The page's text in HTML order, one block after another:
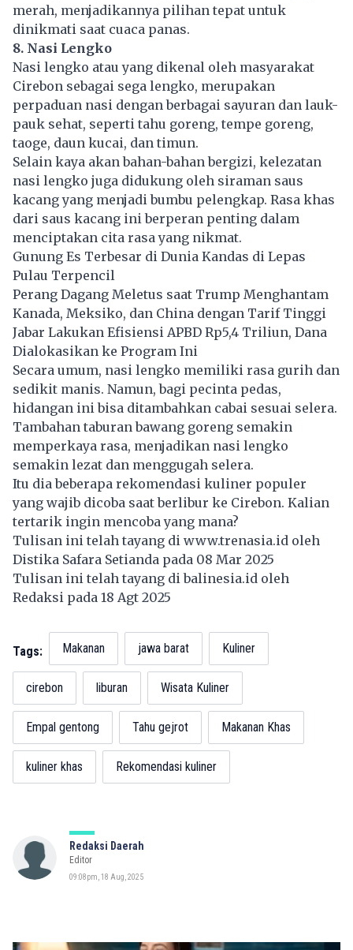
merah, menjadikannya pilihan tepat untuk
dinikmati saat cuaca panas.
8. Nasi Lengko
Nasi lengko atau yang dikenal oleh masyarakat
Cirebon sebagai sega lengko, merupakan
perpaduan nasi dengan berbagai sayuran dan lauk-
pauk sehat, seperti tahu goreng, tempe goreng,
taoge, daun kucai, dan timun.
Selain kaya akan bahan-bahan bergizi, kelezatan
nasi lengko juga didukung oleh siraman saus
kacang yang menjadi bumbu pelengkap. Rasa khas
dari saus kacang ini berperan penting dalam
menciptakan cita rasa yang nikmat.
Gunung Es Terbesar di Dunia Kandas di Lepas
Pulau Terpencil
Perang Dagang Meletus saat Trump Menghantam
Kanada, Meksiko, dan China dengan Tarif Tinggi
Jabar Lakukan Efisiensi APBD Rp5,4 Triliun, Dana
Dialokasikan ke Program Ini
Secara umum, nasi lengko memiliki rasa gurih dan
sedikit manis. Namun, bagi pecinta pedas,
hidangan ini bisa ditambahkan cabai sesuai selera.
Tambahan taburan bawang goreng semakin
memperkaya rasa, menjadikan nasi lengko
semakin lezat dan menggugah selera.
Itu dia beberapa rekomendasi kuliner populer
yang wajib dicoba saatberlibur ke Cirebon. Kalian
tertarik ingin mencoba yang mana?
Tulisan ini telah tayang di www.trenasia.id oleh
Distika Safara Setianda pada 08 Mar 2025
Tulisan ini telah tayang dibalinesia.id oleh
Redaksi pada 18 Agt 2025
Tags: Makanan jawa barat Kuliner
cirebon liburan Wisata Kuliner
Empal gentong Tahu gejrot Makanan Khas
kuliner khas Rekomendasi kuliner
Redaksi Daerah
Editor
09:08pm, 18 Aug, 2025